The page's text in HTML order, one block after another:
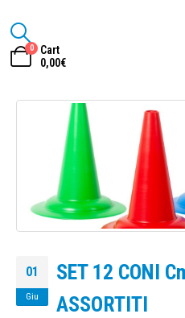
0
Cart
0,00€
01
Giu
SET 12 CONI
ASSORTITI